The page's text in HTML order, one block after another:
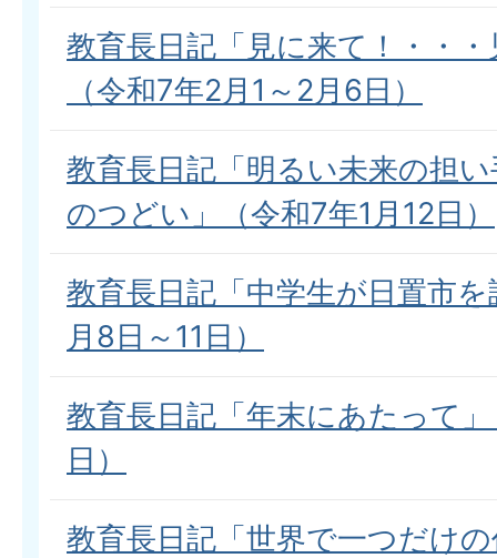
教育長日記「見に来て！・・
（令和7年2月1～2月6日）
教育長日記「明るい未来の担
のつどい」（令和7年1月12日）
教育長日記「中学生が日置市
月8日～11日）
教育長日記「年末にあたって
日）
教育長日記「世界で一つだけ